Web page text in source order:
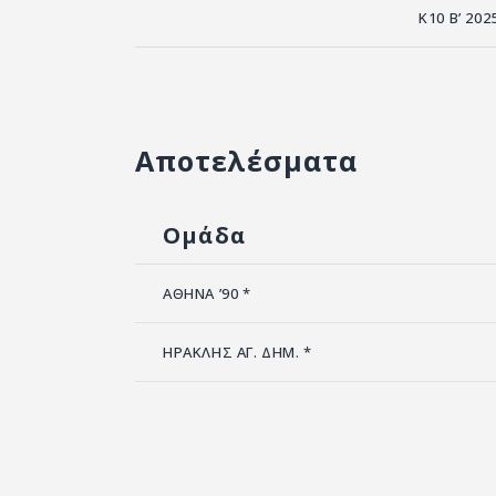
Κ10 Β’
Αποτελέσματα
Ομάδα
ΑΘΗΝΑ ’90 *
ΗΡΑΚΛΗΣ ΑΓ. ΔΗΜ. *